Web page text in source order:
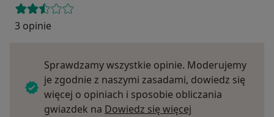
3 opinie
Sprawdzamy wszystkie opinie. Moderujemy
je zgodnie z naszymi zasadami, dowiedz się
więcej o opiniach i sposobie obliczania
gwiazdek na Dowiedz się więcej